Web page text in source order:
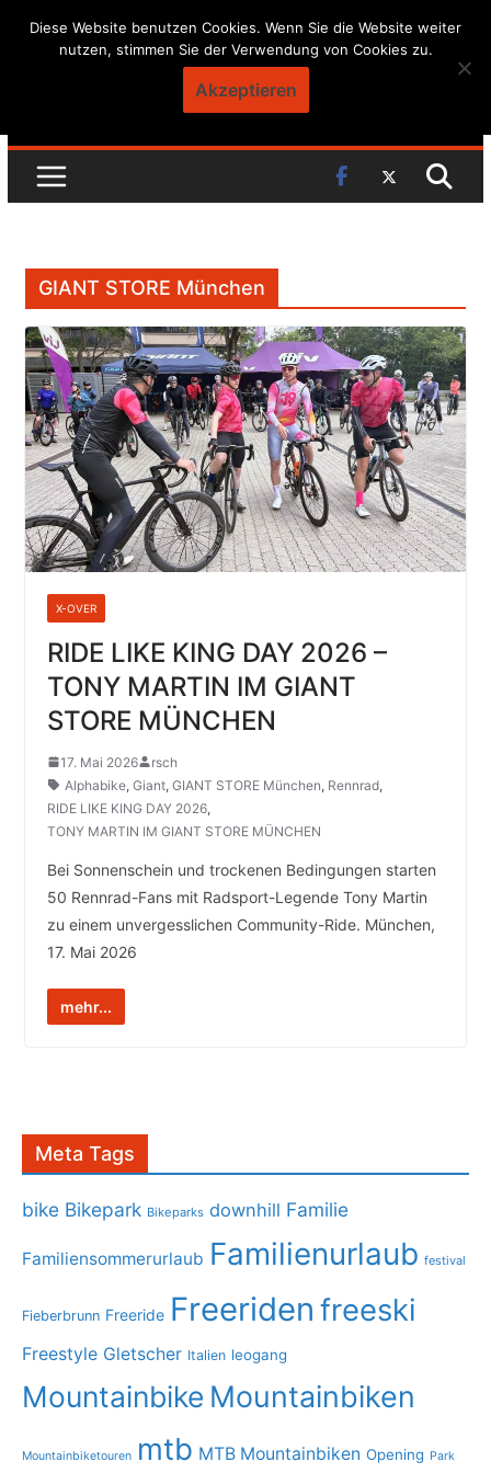
Skip
GIANT STORE München
X-OVER
RIDE LIKE KING DAY 2026 –
TONY MARTIN IM GIANT
STORE MÜNCHEN
17. Mai 2026
rsch
Alphabike, Giant, GIANT STORE München, Rennrad,
RIDE LIKE KING DAY 2026,
TONY MARTIN IM GIANT STORE MÜNCHEN
Bei Sonnenschein und trockenen Bedingungen starten
50 Rennrad-Fans mit Radsport-Legende Tony Martin
zu einem unvergesslichen Community-Ride. München,
17. Mai 2026
mehr...
Meta Tags
bike Bikepark Bikeparks downhill Familie
Familiensommerurlaub Familienurlaub festival
Fieberbrunn Freeride Freeriden freeski
Freestyle Gletscher Italien leogang
Mountainbike Mountainbiken
Mountainbiketouren mtb MTB Mountainbiken Opening Park
Diese Website benutzen Cookies. Wenn Sie die Website weiter
nutzen, stimmen Sie der Verwendung von Cookies zu.
Akzeptieren